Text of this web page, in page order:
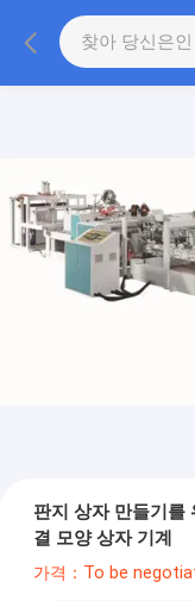
판지 상자 만들기를
결 모양 상자 기계
가격：To be